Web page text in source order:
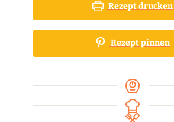
Rezept drucken
Rezept pinnen